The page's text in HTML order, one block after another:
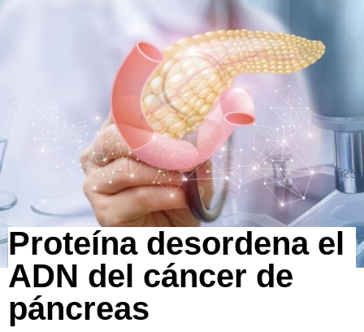
Proteína desordena el
ADN del cáncer de
páncreas